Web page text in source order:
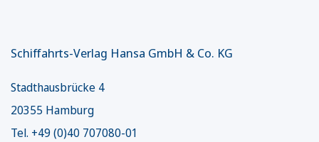
Schiffahrts-Verlag Hansa GmbH & Co. KG
Stadthausbrücke 4
20355 Hamburg
Tel. +49 (0)40 707080-01